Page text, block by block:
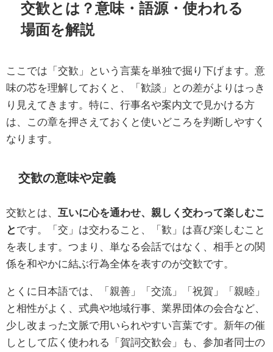
交歓とは？意味・語源・使われる
場面を解説
ここでは「交歓」という言葉を単独で掘り下げます。意
味の芯を理解しておくと、「歓談」との差がよりはっき
り見えてきます。特に、行事名や案内文で見かける方
は、この章を押さえておくと使いどころを判断しやすく
なります。
交歓の意味や定義
交歓とは、 互いに心を通わせ、親しく交わって楽しむこ
と です。「交」は交わること、「歓」は喜び楽しむこと
を表します。つまり、単なる会話ではなく、相手との関
係を和やかに結ぶ行為全体を表すのが交歓です。
とくに日本語では、「親善」「交流」「祝賀」「親睦」
と相性がよく、式典や地域行事、業界団体の会合など、
少し改まった文脈で用いられやすい言葉です。新年の催
しとして広く使われる「賀詞交歓会」も、参加者同士の